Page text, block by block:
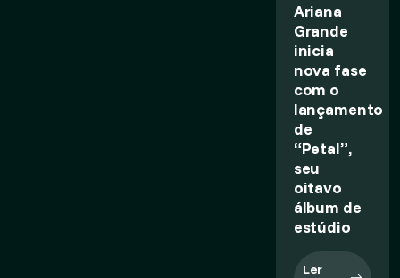
Ariana
Grande
inicia
nova fase
com o
lançamento
de
“Petal”,
seu
oitavo
álbum de
estúdio
Ler